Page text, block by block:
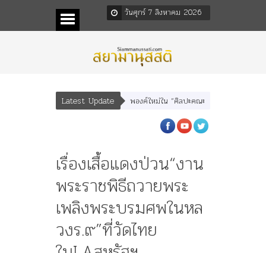
วันศุกร์ 7 สิงหาคม 2026
Latest Update
ร” และ “เทพีรัฐธรรมนูญ” เทพองค์ใหม่ใน “ศิลปะคณะราษฎร”
เรื่องเสื้อแดงป่วน“งาน
พระราชพิธีถวายพระ
เพลิงพระบรมศพในหล
วงร.๙”ที่วัดไทย